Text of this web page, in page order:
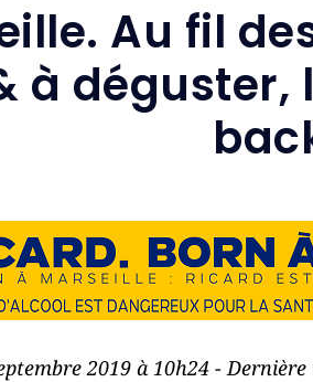
Au fil
à
2019 à 10h24 -